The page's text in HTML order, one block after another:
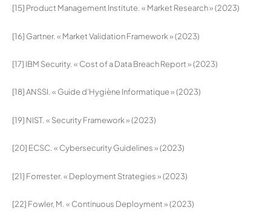
[15] Product Management Institute. « Market Research » (2023)
[16] Gartner. « Market Validation Framework » (2023)
[17] IBM Security. « Cost of a Data Breach Report » (2023)
[18] ANSSI. « Guide d’Hygiène Informatique » (2023)
[19] NIST. « Security Framework » (2023)
[20] ECSC. « Cybersecurity Guidelines » (2023)
[21] Forrester. « Deployment Strategies » (2023)
[22] Fowler, M. « Continuous Deployment » (2023)